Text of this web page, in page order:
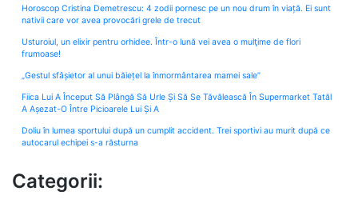
Horoscop Cristina Demetrescu: 4 zodii pornesc pe un nou drum în viață. Ei sunt
nativii care vor avea provocări grele de trecut
Usturoiul, un elixir pentru orhidee. Într-o lună vei avea o mulţime de flori
frumoase!
„Gestul sfâșietor al unui băiețel la înmormântarea mamei sale”
Fiica Lui A Început Să Plângă Să Urle Și Să Se Tăvălească În Supermarket Tatăl
A Așezat-O Între Picioarele Lui Și A
Doliu în lumea sportului după un cumplit accident. Trei sportivi au murit după ce
autocarul echipei s-a răsturna
Categorii: